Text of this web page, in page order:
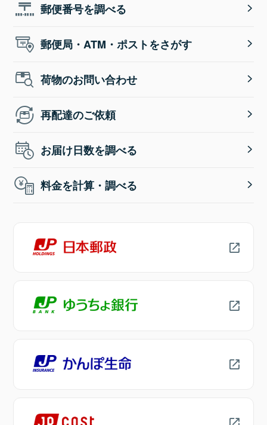
郵便番号を調べる
郵便局・ATM・ポストをさがす
荷物のお問い合わせ
再配達のご依頼
お届け日数を調べる
料金を計算・調べる